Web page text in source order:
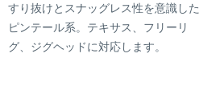
すり抜けとスナッグレス性を意識した
ピンテール系。テキサス、フリーリ
グ、ジグヘッドに対応します。